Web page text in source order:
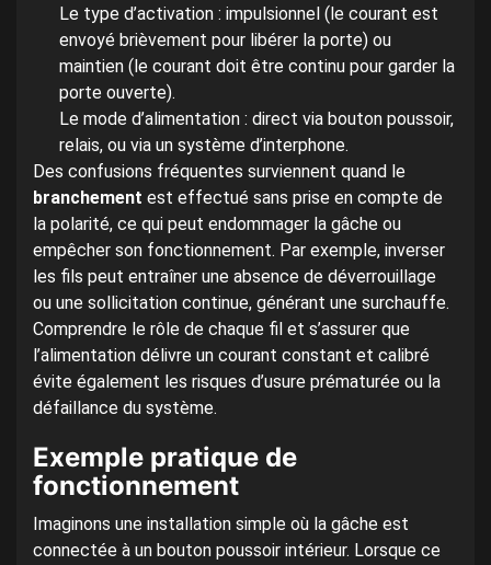
Le type d’activation : impulsionnel (le courant est
envoyé brièvement pour libérer la porte) ou
maintien (le courant doit être continu pour garder la
porte ouverte).
Le mode d’alimentation : direct via bouton poussoir,
relais, ou via un système d’interphone.
Des confusions fréquentes surviennent quand le
branchement est effectué sans prise en compte de
la polarité, ce qui peut endommager la gâche ou
empêcher son fonctionnement. Par exemple, inverser
les fils peut entraîner une absence de déverrouillage
ou une sollicitation continue, générant une surchauffe.
Comprendre le rôle de chaque fil et s’assurer que
l’alimentation délivre un courant constant et calibré
évite également les risques d’usure prématurée ou la
défaillance du système.
Exemple pratique de
fonctionnement
Imaginons une installation simple où la gâche est
connectée à un bouton poussoir intérieur. Lorsque ce